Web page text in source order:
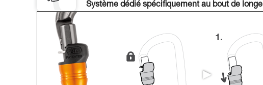
Système dédié spécifiquement au bout de longe